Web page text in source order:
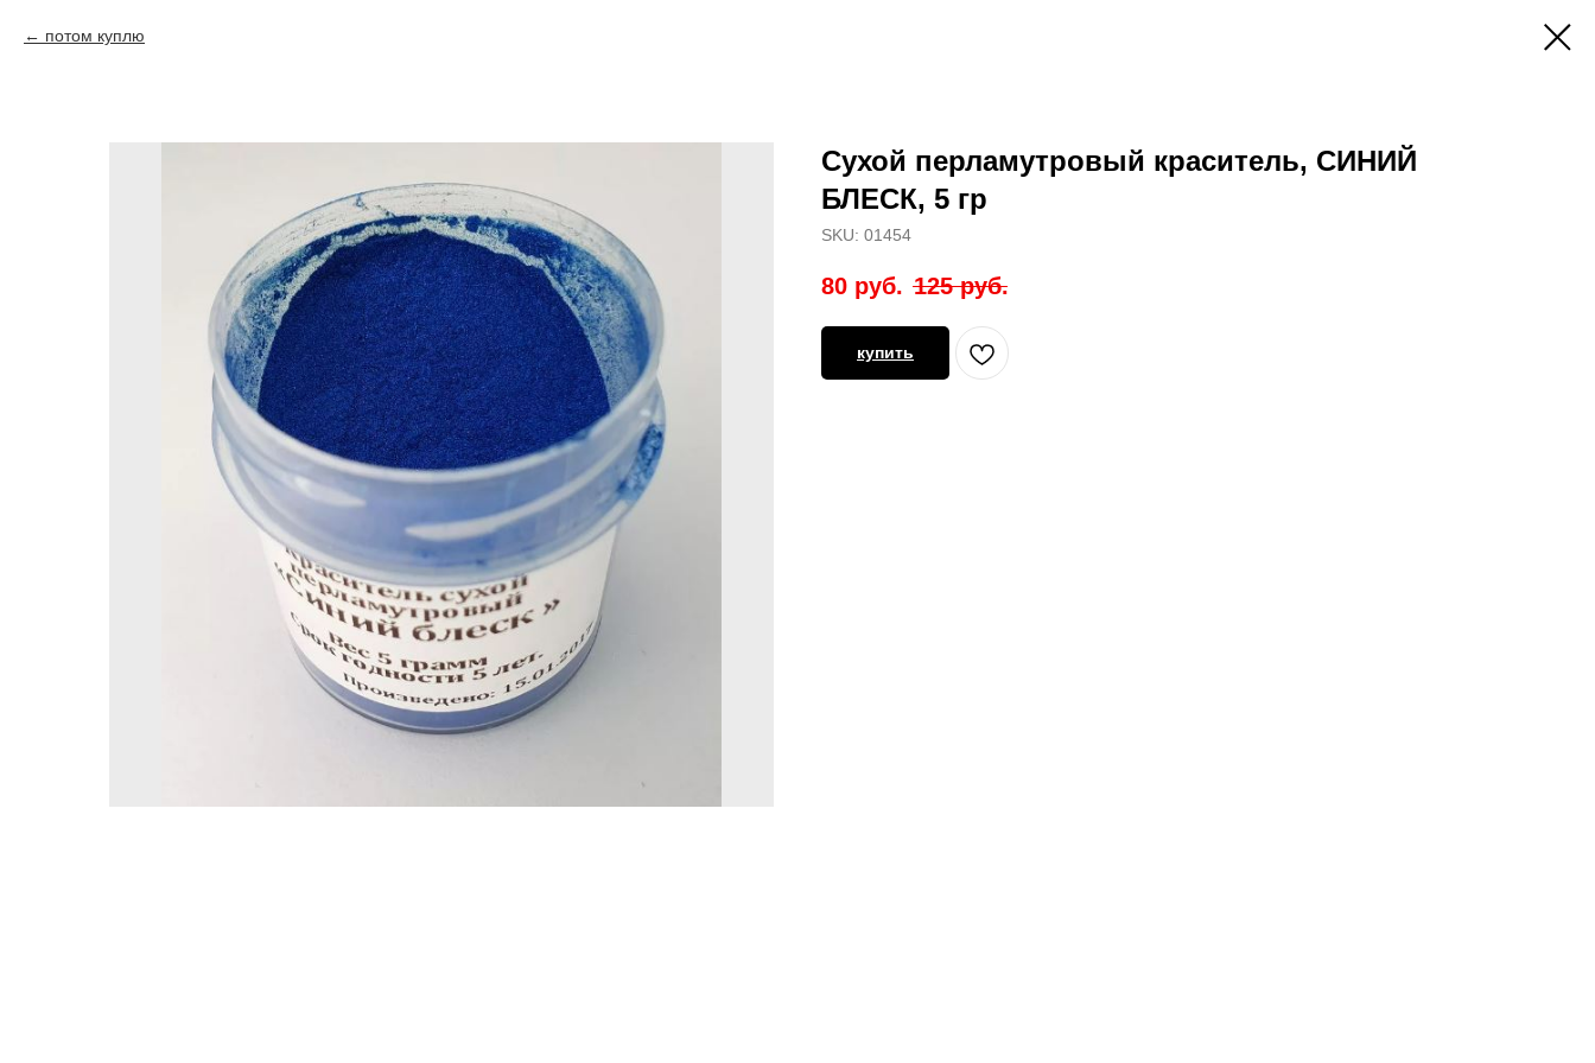
потом куплю
Сухой перламутровый краситель, СИНИЙ
БЛЕСК, 5 гр
SKU: 01454
80 руб. 125 руб.
купить